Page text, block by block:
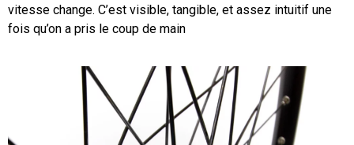
vitesse change. C’est visible, tangible, et assez intuitif une
fois qu’on a pris le coup de main